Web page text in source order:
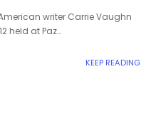
writer Carrie Vaughn
held at Paz…
KEEP READING